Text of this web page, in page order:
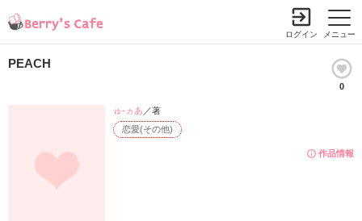
メニュー
ログイン
PEACH
0
作品情報
恋愛(その他)
ゅ-ヵあ ／著